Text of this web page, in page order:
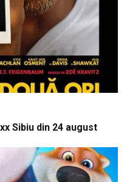
Sibiu din 24 august